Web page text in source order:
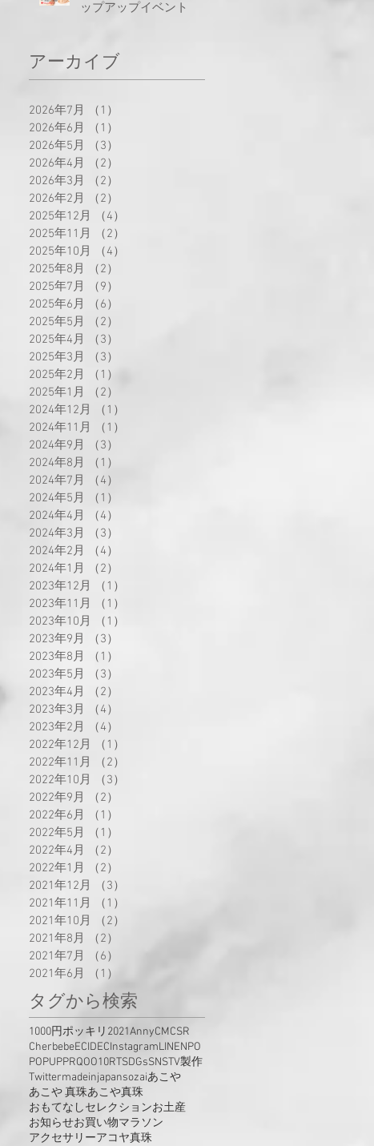
ップアップイベント
アーカイブ
2026年7月 （1）
2026年6月
（1）
2026年5月
（3）
2026年4月
（2）
2026年3月
（2）
2026年2月
（2）
2025年12月
（4）
2025年11月
（2）
2025年10月
（4）
2025年8月
（2）
2025年7月
（9）
2025年6月
（6）
2025年5月
（2）
2025年4月
（3）
2025年3月
（3）
2025年2月
（1）
2025年1月
（2）
2024年12月
（1）
2024年11月
（1）
2024年9月
（3）
2024年8月
（1）
2024年7月
（4）
2024年5月
（1）
2024年4月
（4）
2024年3月
（3）
2024年2月
（4）
2024年1月
（2）
2023年12月
（1）
2023年11月
（1）
2023年10月
（1）
2023年9月
（3）
2023年8月
（1）
2023年5月
（3）
2023年4月
（2）
2023年3月
（4）
2023年2月
（4）
2022年12月
（1）
2022年11月
（2）
2022年10月
（3）
2022年9月
（2）
2022年6月
（1）
2022年5月
（1）
2022年4月
（2）
2022年1月
（2）
2021年12月
（3）
2021年11月
（1）
2021年10月
（2）
2021年8月
（2）
2021年7月
（6）
2021年6月
（1）
タグから検索
1000円ポッキリ 2021AnnyCMCSR
CherbebeECIDECInstagramLINENPO
POPUPPRQOO10RTSDGsSNSTV製作
Twittermadeinjapansozaiあこや
あこや 真珠あこや真珠
おもてなしセレクションお土産
お知らせお買い物マラソン
アクセサリーアコヤ真珠